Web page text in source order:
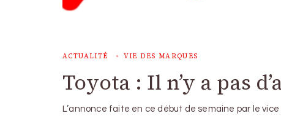
ACTUALITÉ VIE DES MARQUES
Toyota : Il n’y a pas
L’annonce faite en ce début de semaine par le